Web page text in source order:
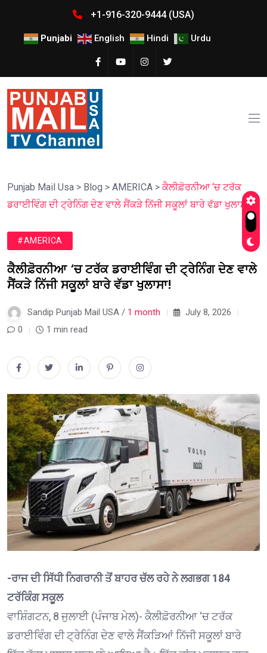
+1-916-320-9444 (USA)
Punjabi English Hindi Urdu
Punjab Mail Usa > Blog > AMERICA > ਕੈਲੀਫ਼ੋਰਨੀਆ ‘ਚ ਟਰੱਕ
ਡਰਾਈਵਿੰਗ ਦੀ ਟ੍ਰੇਨਿੰਗ ਦੇਣ ਵਾਲੇ ਸੈਂਕੜੇ ਨਿੱਜੀ ਸਕੂਲਾਂ ਬਾਰੇ ਵੱਡਾ ਖੁਲਾਸਾ!
#AMERICA
ਕੈਲੀਫ਼ੋਰਨੀਆ ‘ਚ ਟਰੱਕ ਡਰਾਈਵਿੰਗ ਦੀ ਟ੍ਰੇਨਿੰਗ ਦੇਣ ਵਾਲੇ
ਸੈਂਕੜੇ ਨਿੱਜੀ ਸਕੂਲਾਂ ਬਾਰੇ ਵੱਡਾ ਖੁਲਾਸਾ!
Sandip Punjab Mail USA / 1 month
July 8, 2026
0
1 min read
-ਰਾਜ ਦੀ ਸਿੱਧੀ ਨਿਗਰਾਨੀ ਤੋਂ ਬਾਹਰ ਚੱਲ ਰਹੇ ਨੇ ਲਗਭਗ 184
ਟਰੱਕਿੰਗ ਸਕੂਲ
ਵਾਸ਼ਿੰਗਟਨ, 8 ਜੁਲਾਈ (ਪੰਜਾਬ ਮੇਲ)- ਕੈਲੀਫ਼ੋਰਨੀਆ ‘ਚ ਟਰੱਕ
ਡਰਾਈਵਿੰਗ ਦੀ ਟ੍ਰੇਨਿੰਗ ਦੇਣ ਵਾਲੇ ਸੈਂਕੜਿਆਂ ਨਿੱਜੀ ਸਕੂਲਾਂ ਬਾਰੇ